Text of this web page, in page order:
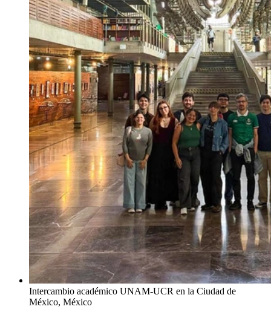
Intercambio académico UNAM-UCR en la Ciudad de
México, México